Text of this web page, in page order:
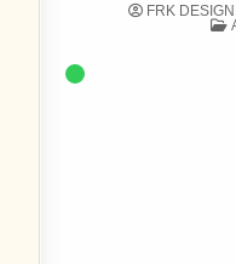
FRK DESIGN